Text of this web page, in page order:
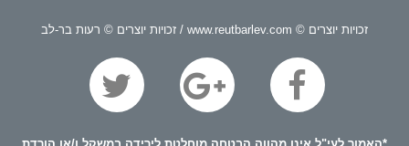
זכויות יוצרים © www.reutbarlev.com / זכויות יוצרים © רעות בר-לב